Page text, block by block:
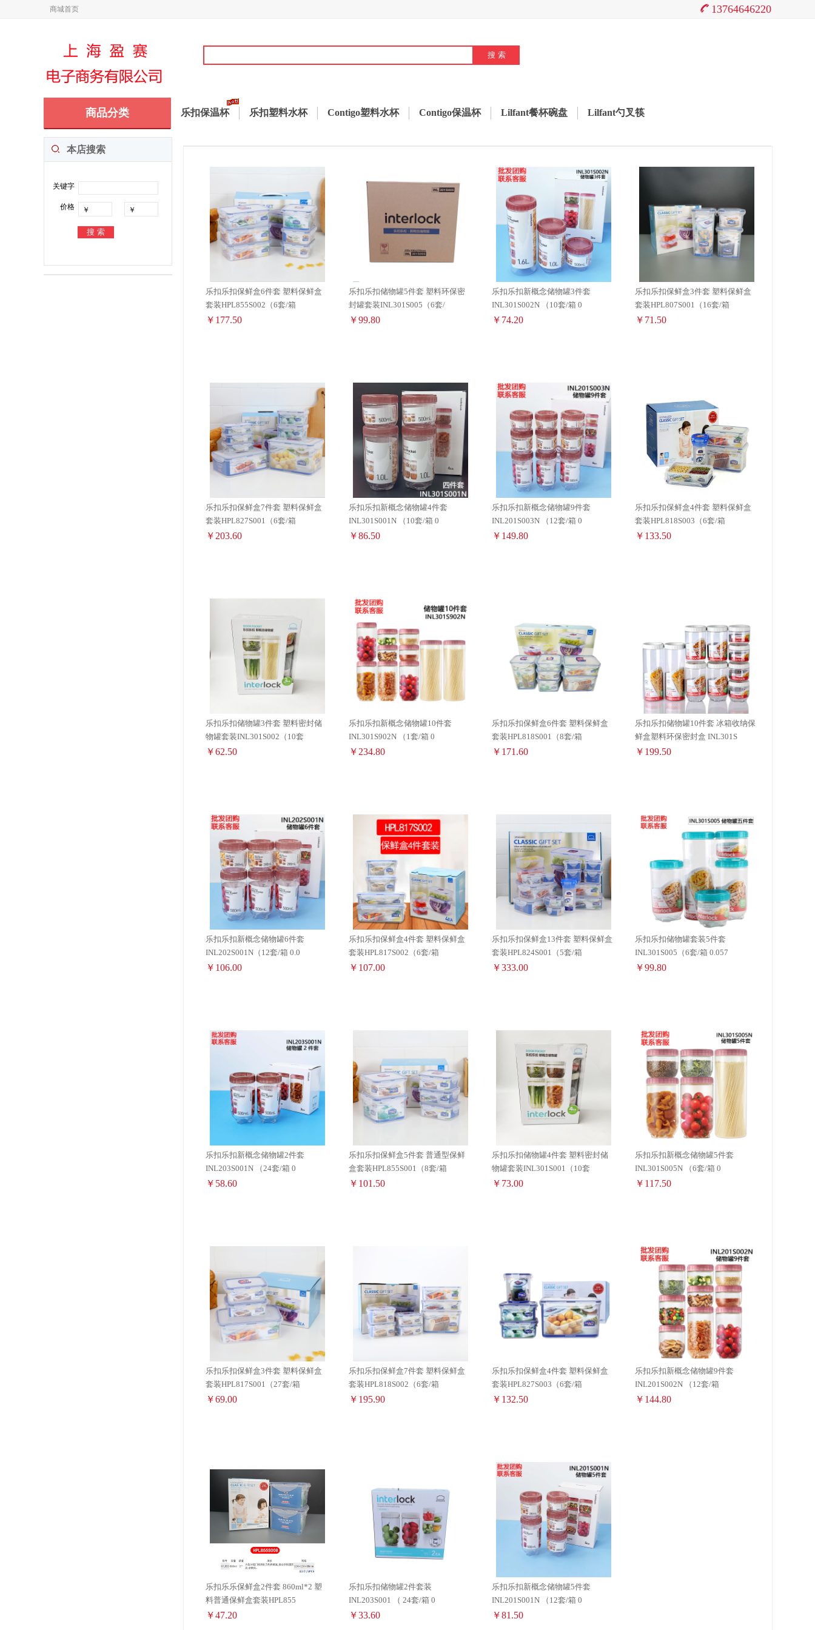
商城首页 13764646220
商品分类 乐扣保温杯 乐扣塑料水杯 Contigo塑料水杯 Contigo保温杯 Lilfant餐杯碗盘 Lilfant勺叉筷
本店搜索
关键字
价格 ￥ ￥
乐扣乐扣保鲜盒6件套 塑料保鲜盒
套装HPL855S002（6套/箱
￥177.50
乐扣乐扣储物罐5件套 塑料环保密
封罐套装INL301S005（6套/
￥99.80
乐扣乐扣新概念储物罐3件套
INL301S002N （10套/箱 0
￥74.20
乐扣乐扣保鲜盒3件套 塑料保鲜盒
套装HPL807S001（16套/箱
￥71.50
乐扣乐扣保鲜盒7件套 塑料保鲜盒
套装HPL827S001（6套/箱
￥203.60
乐扣乐扣新概念储物罐4件套
INL301S001N （10套/箱 0
￥86.50
乐扣乐扣新概念储物罐9件套
INL201S003N （12套/箱 0
￥149.80
乐扣乐扣保鲜盒4件套 塑料保鲜盒
套装HPL818S003（6套/箱
￥133.50
乐扣乐扣储物罐3件套 塑料密封储
物罐套装INL301S002（10套
￥62.50
乐扣乐扣新概念储物罐10件套
INL301S902N （1套/箱 0
￥234.80
乐扣乐扣保鲜盒6件套 塑料保鲜盒
套装HPL818S001（8套/箱
￥171.60
乐扣乐扣储物罐10件套 冰箱收纳保
鲜盒塑料环保密封盒 INL301S
￥199.50
乐扣乐扣新概念储物罐6件套
INL202S001N（12套/箱 0.0
￥106.00
乐扣乐扣保鲜盒4件套 塑料保鲜盒
套装HPL817S002（6套/箱
￥107.00
乐扣乐扣保鲜盒13件套 塑料保鲜盒
套装HPL824S001（5套/箱
￥333.00
乐扣乐扣储物罐套装5件套
INL301S005（6套/箱 0.057
￥99.80
乐扣乐扣新概念储物罐2件套
INL203S001N （24套/箱 0
￥58.60
乐扣乐扣保鲜盒5件套 普通型保鲜
盒套装HPL855S001（8套/箱
￥101.50
乐扣乐扣储物罐4件套 塑料密封储
物罐套装INL301S001（10套
￥73.00
乐扣乐扣新概念储物罐5件套
INL301S005N （6套/箱 0
￥117.50
乐扣乐扣保鲜盒3件套 塑料保鲜盒
套装HPL817S001（27套/箱
￥69.00
乐扣乐扣保鲜盒7件套 塑料保鲜盒
套装HPL818S002（6套/箱
￥195.90
乐扣乐扣保鲜盒4件套 塑料保鲜盒
套装HPL827S003（6套/箱
￥132.50
乐扣乐扣新概念储物罐9件套
INL201S002N （12套/箱
￥144.80
乐扣乐乐保鲜盒2件套 860ml*2 塑
料普通保鲜盒套装HPL855
￥47.20
乐扣乐扣储物罐2件套装
INL203S001 （ 24套/箱 0
￥33.60
乐扣乐扣新概念储物罐5件套
INL201S001N （12套/箱 0
￥81.50